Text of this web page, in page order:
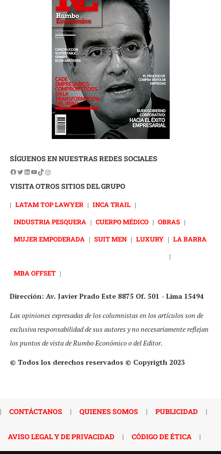
SÍGUENOS EN NUESTRAS REDES SOCIALES
VISITA OTROS SITIOS DEL GRUPO
| LATAM TOP LAWYER | INCA TRAIL |
INDUSTRIA PESQUERA | CUERPO MÉDICO | OBRAS |
MUJER EMPODERADA | SUIT MEN | LUXURY | LA BARRA
|
MBA OFFSET |
Dirección: Av. Javier Prado Este 8875 Of. 501 - Lima 15494
Las opiniones expresadas de los columnistas en los artículos son de
exclusiva responsabilidad de sus autores y no necesariamente reflejan
los puntos de vista de Rumbo Económico o del Editor.
© Todos los derechos reservados © Copyrigth 2023
| CONTÁCTANOS | QUIENES SOMOS | PUBLICIDAD |
AVISO LEGAL Y DE PRIVACIDAD | CÓDIGO DE ÉTICA |